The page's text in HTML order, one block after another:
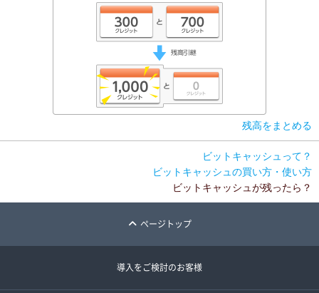
残高をまとめる
ビットキャッシュって？
ビットキャッシュの買い方・使い方
ビットキャッシュが残ったら？
ページトップ
導入をご検討のお客様